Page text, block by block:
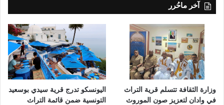
آخر ماحُرر
وزارة الثقافة تتسلم قرية التراث
في وادان لتعزيز صون الموروث
اليونسكو تدرج قرية سيدي بوسعيد
التونسية ضمن قائمة التراث